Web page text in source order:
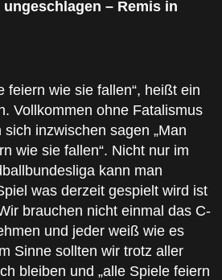
– Remis in
feiern wie sie fallen“, heißt ein
Vollkommen ohne Fatalismus
inzwischen sagen „Man
wie sie fallen“. Nicht nur im
kann man
was derzeit gespielt wird ist
brauchen nicht einmal das C-
und jeder weiß wie es
Sinne sollten wir trotz aller
bleiben und „alle Spiele feiern